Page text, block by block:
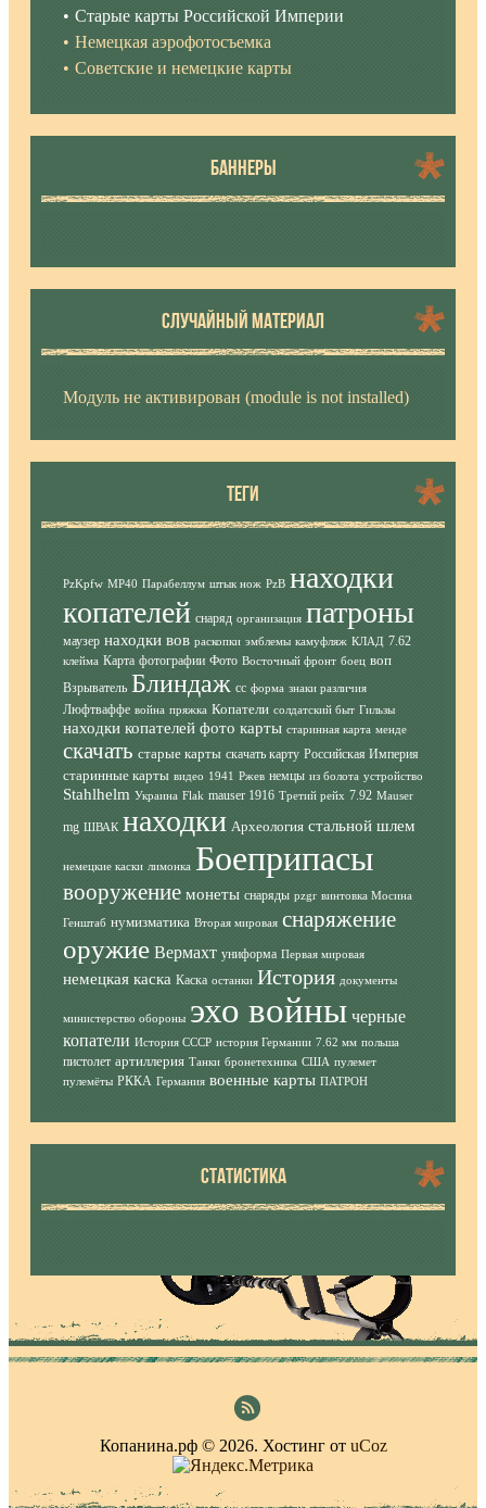
Старые карты Российской Империи
Немецкая аэрофотосъемка
Советские и немецкие карты
БАННЕРЫ
СЛУЧАЙНЫЙ МАТЕРИАЛ
Модуль не активирован (module is not installed)
ТЕГИ
PzKpfw MP40 Парабеллум штык нож PzB находки
копателей снаряд организация патроны
маузер находки вов раскопки эмблемы камуфляж КЛАД 7.62
клейма Карта фотографии Фото Восточный фронт боец воп
Взрыватель Блиндаж сс форма знаки различия
Люфтваффе война пряжка Копатели солдатский быт Гильзы
находки копателей фото карты старинная карта менде
скачать старые карты скачать карту Российская Империя
старинные карты видео 1941 Ржев немцы из болота устройство
Stahlhelm Украина Flak mauser 1916 Третий рейх 7.92 Mauser
mg ШВАК находки Археология стальной шлем
немецкие каски лимонка Боеприпасы
вооружение монеты снаряды pzgr винтовка Мосина
Генштаб нумизматика Вторая мировая снаряжение
оружие Вермахт униформа Первая мировая
немецкая каска Каска останки История документы
министерство обороны эхо войны черные
копатели История СССР история Германии 7.62 мм польша
пистолет артиллерия Танки бронетехника США пулемет
пулемёты РККА Германия военные карты ПАТРОН
СТАТИСТИКА
Копанина.рф © 2026. Хостинг от uCoz